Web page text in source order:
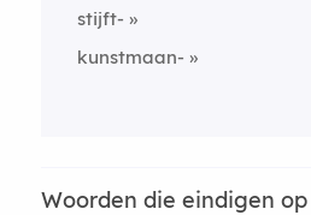
stijft-
kunstmaan-
Woorden die eindigen op